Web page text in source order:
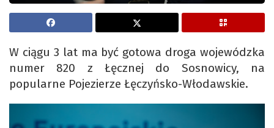
W ciągu 3 lat ma być gotowa droga wojewódzka
numer 820 z Łęcznej do Sosnowicy, na
popularne Pojezierze Łęczyńsko-Włodawskie.